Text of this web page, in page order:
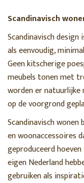
Scandinavisch
Scandinavisch
als eenvoudig,
Geen kitscherige
meubels tonen met
worden er
op de voorgrond
Scandinavisch
en woonaccessoires
geproduceerd
eigen Nederland
gebruiken als